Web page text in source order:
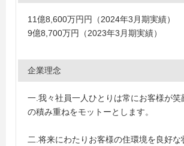
11億8,600万円円（2024年3月期実績）
9億8,700万円（2023年3月期実績）
企業理念
一.我々社員一人ひとりは常にお客様が笑
の積み重ねをモットーとします。
二.将来にわたりお客様の住環境を良好な